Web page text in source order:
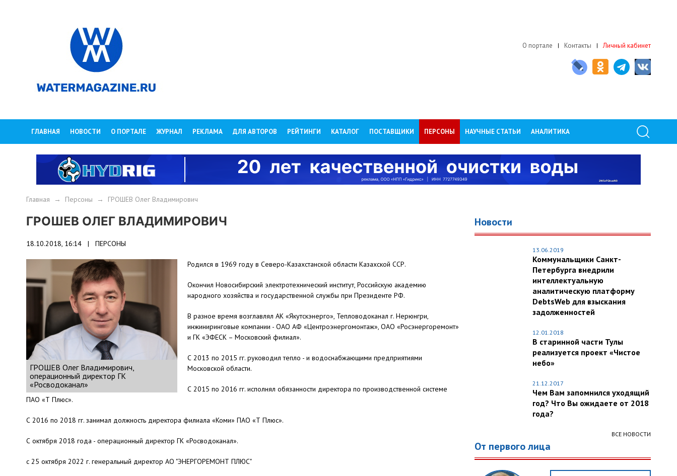
О портале Контакты Личный кабинет
ГЛАВНАЯ НОВОСТИ О ПОРТАЛЕ ЖУРНАЛ РЕКЛАМА ДЛЯ АВТОРОВ РЕЙТИНГИ КАТАЛОГ ПОСТАВЩИКИ ПЕРСОНЫ НАУЧНЫЕ СТАТЬИ АНАЛИТИКА
Главная → Персоны → ГРОШЕВ Олег Владимирович
ГРОШЕВ ОЛЕГ ВЛАДИМИРОВИЧ
18.10.2018, 16:14 | ПЕРСОНЫ
ГРОШЕВ Олег Владимирович,
операционный директор ГК
«Росводоканал»
Родился в 1969 году в Северо-Казахстанской области Казахской ССР.
Окончил Новосибирский электротехнический институт, Российскую академию
народного хозяйства и государственной службы при Президенте РФ.
В разное время возглавлял АК «Якутскэнерго», Тепловодоканал г. Нерюнгри,
инжиниринговые компании - ОАО АФ «Центроэнергомонтаж», ОАО «Росэнергоремонт»
и ГК «ЭФЕСК – Московский филиал».
С 2013 по 2015 гг. руководил тепло - и водоснабжающими предприятиями
Московской области.
С 2015 по 2016 гг. исполнял обязанности директора по производственной системе
ПАО «Т Плюс».
С 2016 по 2018 гг. занимал должность директора филиала «Коми» ПАО «Т Плюс».
С октября 2018 года - операционный директор ГК «Росводоканал».
с 25 октября 2022 г. генеральный директор АО "ЭНЕРГОРЕМОНТ ПЛЮС"
Новости
13.06.2019
Коммунальщики Санкт-
Петербурга внедрили
интеллектуальную
аналитическую платформу
DebtsWeb для взыскания
задолженностей
12.01.2018
В старинной части Тулы
реализуется проект «Чистое
небо»
21.12.2017
Чем Вам запомнился уходящий
год? Что Вы ожидаете от 2018
года?
ВСЕ НОВОСТИ
От первого лица